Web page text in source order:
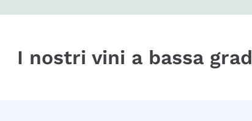
I nostri vini a bassa